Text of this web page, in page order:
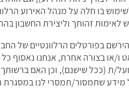
זהותך וליצירת החשבון
בפורטלים הרלוונטיים של
ו/או בצורה אחרת, אנחנו
(ככל שישנם), וכן האם ברשותך
מידע שתמסור/תמסרי לנו במסגרת